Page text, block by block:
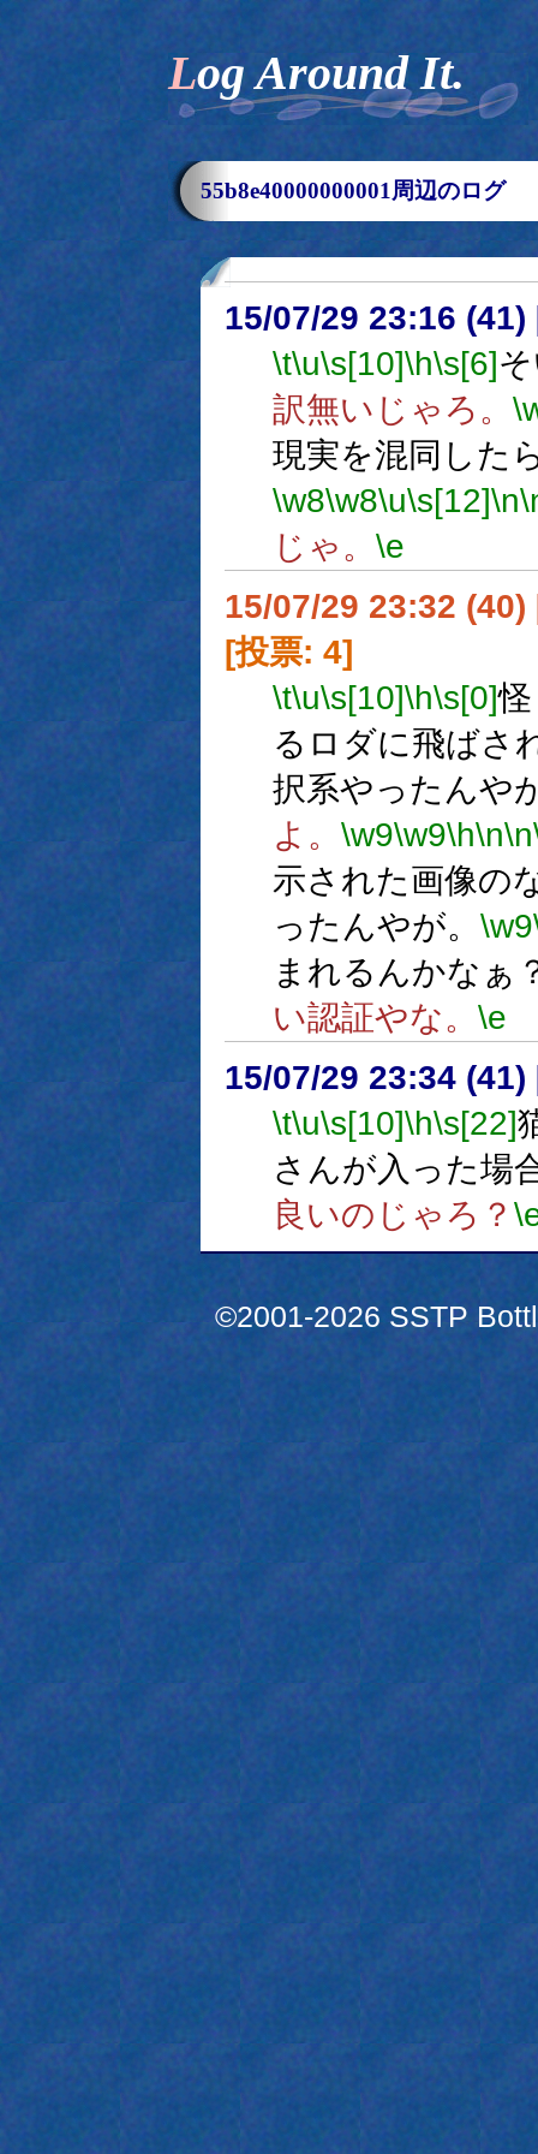
Log Around It.
55b8e40000000001周辺のログ
15/07/29 23:16 (41)
\t\u\s[10]\h\s[6]
訳無いじゃろ。
現実を混同した
\w8\w8\u\s[12]\n
じゃ。 \e
15/07/29 23:32 (40)
[投票: 4]
\t\u\s[10]\h\s[0]
るロダに飛ばさ
択系やったんや
よ。 \w9\w9\h\n\n
示された画像の
ったんやが。 \w9
まれるんかなぁ
い認証やな。 \e
15/07/29 23:34 (41)
\t\u\s[10]\h\s[22]
さんが入った場
良いのじゃろ？
©2001-2026 SSTP